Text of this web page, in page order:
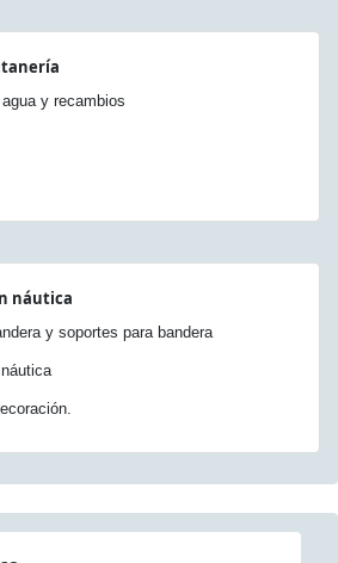
y recambios
náutica
y soportes para bandera